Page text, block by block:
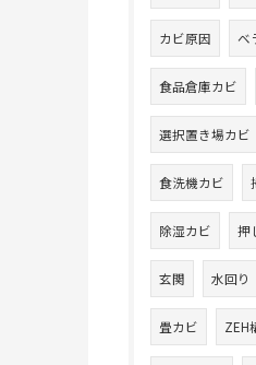
カビ原因 ベ
食品倉庫カビ
選択置き場カビ
食洗機カビ
除湿カビ 押
玄関 水回り
畳カビ ZEH